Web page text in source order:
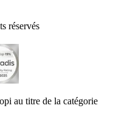
réservés
au titre de la catégorie